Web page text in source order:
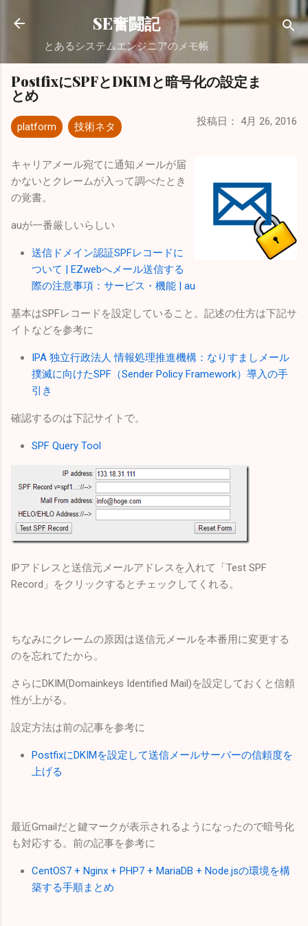
スキップしてメイン コンテンツに移動
SE奮闘記
とあるシステムエンジニアのメモ帳
PostfixにSPFとDKIMと暗号化の設定ま
とめ
platform 技術ネタ 投稿日： 4月 26, 2016
キャリアメール宛てに通知メールが届
かないとクレームが入って調べたとき
の覚書。
auが一番厳しいらしい
送信ドメイン認証SPFレコードに
ついて | EZwebへメール送信する
際の注意事項：サービス・機能 | au
基本はSPFレコードを設定していること。記述の仕方は下記サ
イトなどを参考に
IPA 独立行政法人 情報処理推進機構：なりすましメール
撲滅に向けたSPF（Sender Policy Framework）導入の手
引き
確認するのは下記サイトで。
SPF Query Tool
IPアドレスと送信元メールアドレスを入れて「Test SPF
Record」をクリックするとチェックしてくれる。
ちなみにクレームの原因は送信元メールを本番用に変更する
のを忘れてたから。
さらにDKIM(Domainkeys Identified Mail)を設定しておくと信頼
性が上がる。
設定方法は前の記事を参考に
PostfixにDKIMを設定して送信メールサーバーの信頼度を
上げる
最近Gmailだと鍵マークが表示されるようになったので暗号化
も対応する。前の記事を参考に
CentOS7 + Nginx + PHP7 + MariaDB + Node.jsの環境を構
築する手順まとめ